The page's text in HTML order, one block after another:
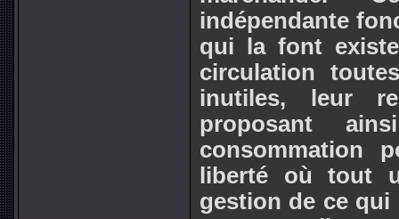
indépendante
qui la font
circulation
inutiles, leur
proposant
consommation
liberté où tout
gestion de ce qui